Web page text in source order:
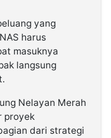
yang
harus
masuknya
langsung
Nelayan Merah
proyek
dari strategi